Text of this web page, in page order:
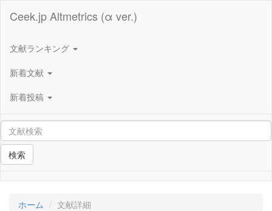
Ceek.jp Altmetrics (α ver.)
文献ランキング
新着文献
新着投稿
検索
ホーム 文献詳細